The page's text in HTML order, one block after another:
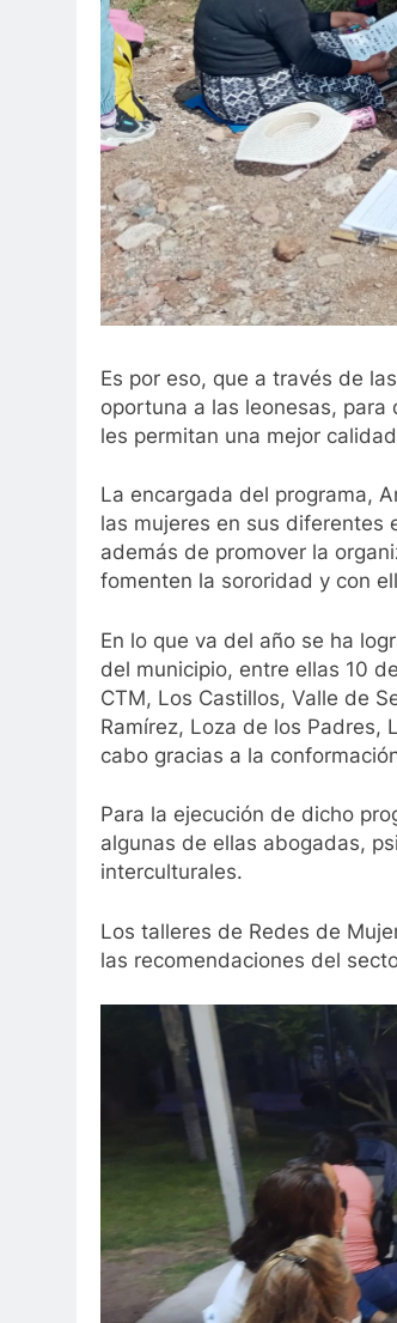
Es por eso, que a través de
oportuna a las leonesas,
les permitan una mejor
La encargada del programa,
las mujeres en sus diferentes
además de promover la
fomenten la sororidad y con
En lo que va del año se ha
del municipio, entre ellas 10
CTM, Los Castillos, Valle de
Ramírez, Loza de los Padres,
cabo gracias a la
Para la ejecución de dicho
algunas de ellas abogadas,
interculturales.
Los talleres de Redes de
las recomendaciones del